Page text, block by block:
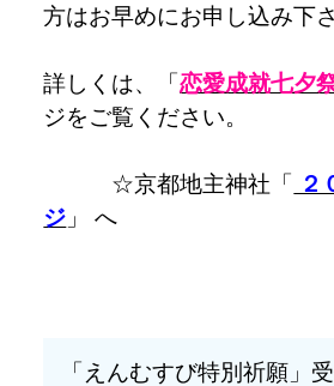
方はお早めにお申し込み下さ
詳しくは、「恋愛成就七夕
ジをご覧ください。
☆京都地主神社「 ２
ジ 」 へ
「えんむすび特別祈願」受